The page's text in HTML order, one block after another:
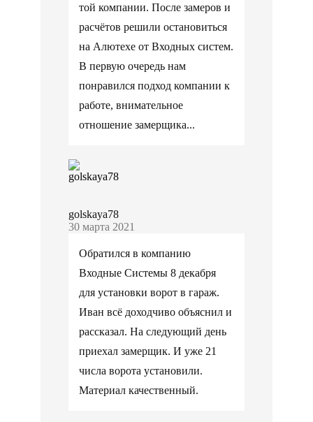
той компании. После замеров и
расчётов решили остановиться
на Алютехе от Входных систем.
В первую очередь нам
понравился подход компании к
работе, внимательное
отношение замерщика...
golskaya78
30 марта 2021
Обратился в компанию
Входные Системы 8 декабря
для установки ворот в гараж.
Иван всё доходчиво объяснил и
рассказал. На следующий день
приехал замерщик. И уже 21
числа ворота установили.
Материал качественный.